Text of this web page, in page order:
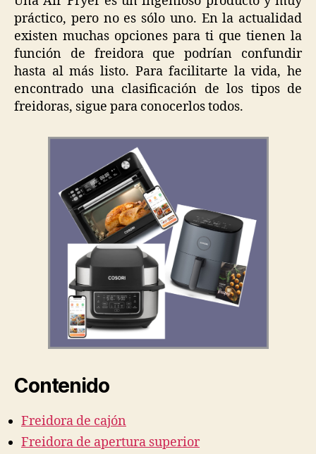
práctico, pero no es sólo uno. En la actualidad
existen muchas opciones para ti que tienen la
función de freidora que podrían confundir
hasta al más listo. Para facilitarte la vida, he
encontrado una clasificación de los tipos de
freidoras, sigue para conocerlos todos.
Contenido
Freidora de cajón
Freidora de apertura superior